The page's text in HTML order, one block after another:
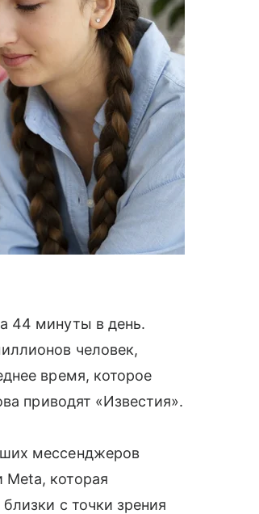
44 минуты в день.
человек,
время, которое
приводят «Известия».
мессенджеров
которая
с точки зрения